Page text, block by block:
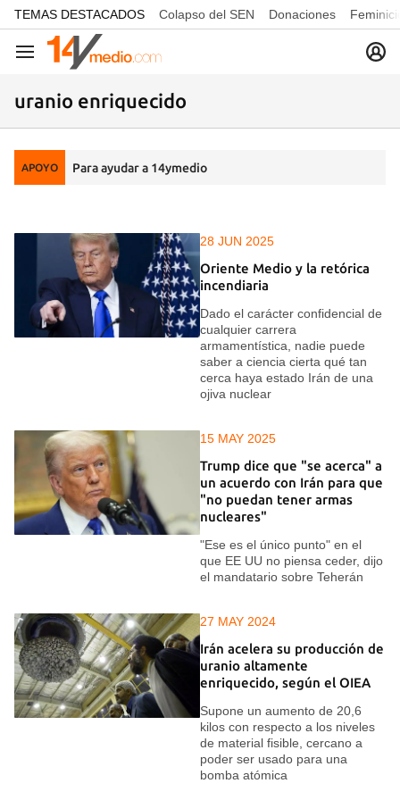
common.go-to-content
TEMAS DESTACADOS Colapso del SEN Donaciones
Navegación
uranio enriquecido
APOYO Para ayudar a 14ymedio
28 JUN 2025
Oriente Medio y la retórica
incendiaria
Dado el carácter confidencial de
cualquier carrera
armamentística, nadie puede
saber a ciencia cierta qué tan
cerca haya estado Irán de una
ojiva nuclear
15 MAY 2025
Trump dice que "se acerca" a
un acuerdo con Irán para que
"no puedan tener armas
nucleares"
"Ese es el único punto" en el
que EE UU no piensa ceder, dijo
el mandatario sobre Teherán
27 MAY 2024
Irán acelera su producción de
uranio altamente
enriquecido, según el OIEA
Supone un aumento de 20,6
kilos con respecto a los niveles
de material fisible, cercano a
poder ser usado para una
bomba atómica